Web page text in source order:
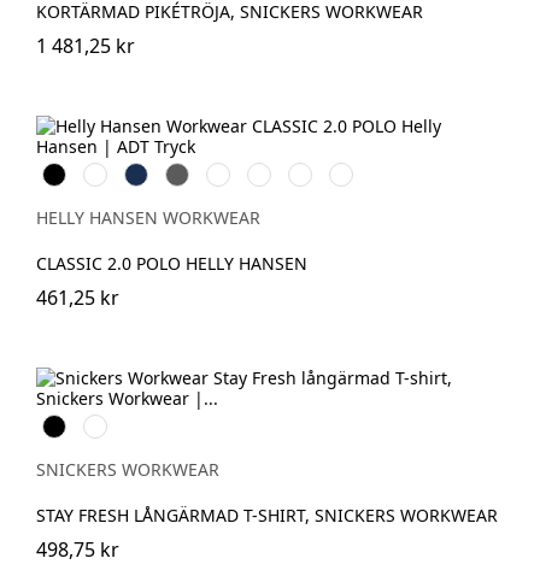
KORTÄRMAD PIKÉTRÖJA, SNICKERS WORKWEAR
1 481,25 kr
BlackWhiteNavy Dark
Grey
Grey
Melange
Grey
Fog
Stone
Blue
Alert
Red
HELLY HANSEN WORKWEAR
CLASSIC 2.0 POLO HELLY HANSEN
461,25 kr
Svart Khakigrön
SNICKERS WORKWEAR
STAY FRESH LÅNGÄRMAD T-SHIRT, SNICKERS WORKWEAR
498,75 kr